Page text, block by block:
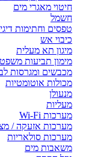
חיטוי מאגרי מים
חשמל
טפסים וחתימות
כיבוי אש
מיגון תא מעלית
מימון תביעות
מכבשים ומגרסות
מכולות אוטומטיות
מנעולן
מעליות
מערכות Wi-Fi
מערכות אזעקה /
מערכות סולאריות
משאבות מים